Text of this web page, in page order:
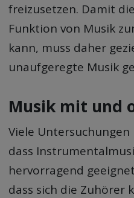
freizusetzen. Damit
Funktion von Musik
kann, muss daher
unaufgeregte Musik
Musik mit und
Viele
dass
hervorragend
dass sich die Zuhörer